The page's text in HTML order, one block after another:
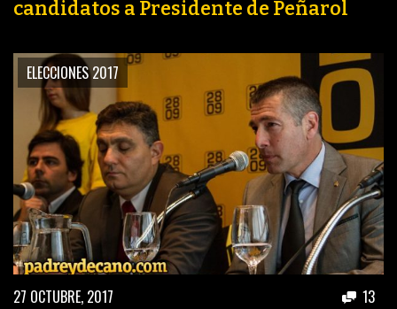
candidatos a Presidente de Peñarol
ELECCIONES 2017
27 OCTUBRE, 2017 13